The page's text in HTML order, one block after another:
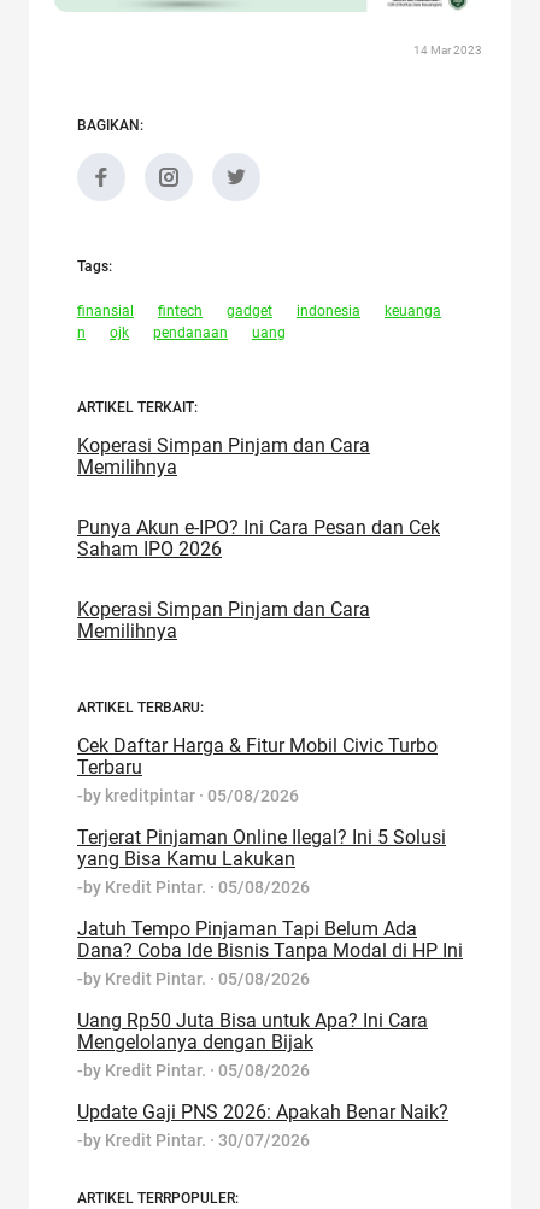
14 Mar 2023
BAGIKAN:
Tags:
finansial fintech gadget indonesia
keuanga
n
ojk pendanaan uang
ARTIKEL TERKAIT:
Koperasi Simpan Pinjam dan Cara
Memilihnya
Punya Akun e-IPO? Ini Cara Pesan dan Cek
Saham IPO 2026
Koperasi Simpan Pinjam dan Cara
Memilihnya
ARTIKEL TERBARU:
Cek Daftar Harga & Fitur Mobil Civic Turbo
Terbaru
-by kreditpintar · 05/08/2026
Terjerat Pinjaman Online Ilegal? Ini 5 Solusi
yang Bisa Kamu Lakukan
-by Kredit Pintar. · 05/08/2026
Jatuh Tempo Pinjaman Tapi Belum Ada
Dana? Coba Ide Bisnis Tanpa Modal di HP Ini
-by Kredit Pintar. · 05/08/2026
Uang Rp50 Juta Bisa untuk Apa? Ini Cara
Mengelolanya dengan Bijak
-by Kredit Pintar. · 05/08/2026
Update Gaji PNS 2026: Apakah Benar Naik?
-by Kredit Pintar. · 30/07/2026
ARTIKEL TERRPOPULER: